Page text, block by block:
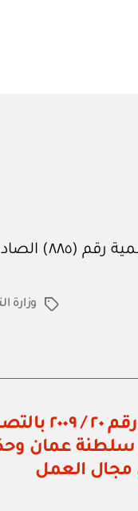
في ١٥ / ٤ / ٢٠٠٩م
الوسوم
وزارة
مرسوم
سلطنة عمان
مجال العمل